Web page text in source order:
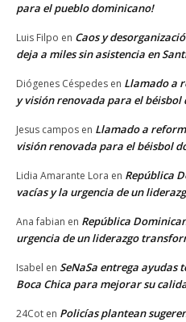
para el pueblo dominicano!
Luis Filpo en Caos y
deja a miles sin asistencia en
Diógenes Céspedes en Llamado a
y visión renovada para el béisbol
Jesus campos en Llamado a
visión renovada para el béisbol
Lidia Amarante Lora en República
vacías y la urgencia de un
Ana fabian en República
urgencia de un liderazgo
Isabel en SeNaSa entrega ayudas
Boca Chica para mejorar su
24Cot en Policías plantean